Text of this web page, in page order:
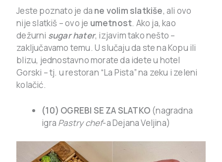
Jeste poznato je da ne volim slatkiše, ali ovo
nije slatkiš – ovo je umetnost. Ako ja, kao
dežurni sugar hater, izjavim tako nešto –
zaključavamo temu. U slučaju da ste na Kopu ili
blizu, jednostavno morate da idete u hotel
Gorski – tj. u restoran “La Pista” na zeku i zeleni
kolačić.
(10) OGREBI SE ZA SLATKO(nagradna
igra Pastry chef-a Dejana Veljina)